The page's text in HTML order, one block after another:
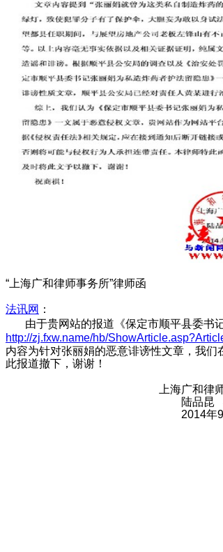
“上海广和律师事务所”律师函
法讯网 ：
由于贵网站的报道《保定市顺平县委书
http://zj.fxw.name/hb/
内容为针对张丽娟的恶意诽谤性文章，我
此报道撤下，谢谢！
上海广和律师事
陆品昆 律
2014年9月1